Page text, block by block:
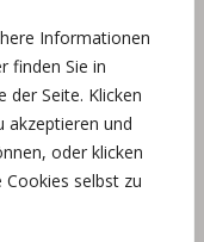
Informationen
finden Sie in
der Seite. Klicken
akzeptieren und
oder klicken
Cookies selbst zu